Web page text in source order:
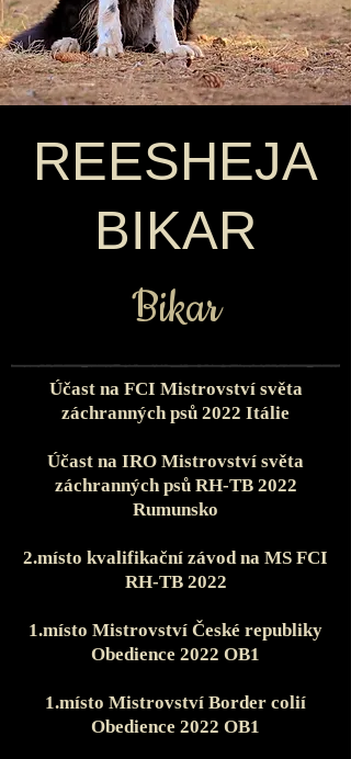
REESHEJA
BIKAR
Bikar
Účast na FCI Mistrovství světa
záchranných psů 2022 Itálie
Účast na IRO Mistrovství světa
záchranných psů RH-TB 2022
Rumunsko
2.místo kvalifikační závod na MS FCI
RH-TB 2022
1.místo Mistrovství České republiky
Obedience 2022 OB1
1.místo Mistrovství Border colií
Obedience 2022 OB1